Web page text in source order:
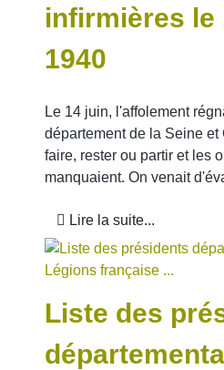
infirmières le
1940
Le 14 juin, l'affolement
département de la Seine
faire, rester ou partir et les
manquaient. On venait
Lire la suite...
Liste des